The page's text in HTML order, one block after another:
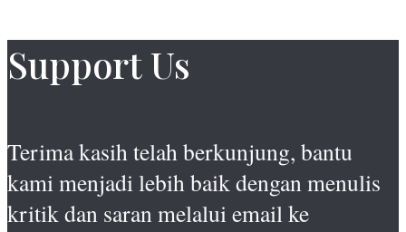
Support Us
Terima kasih telah berkunjung, bantu
kami menjadi lebih baik dengan menulis
kritik dan saran melalui email ke